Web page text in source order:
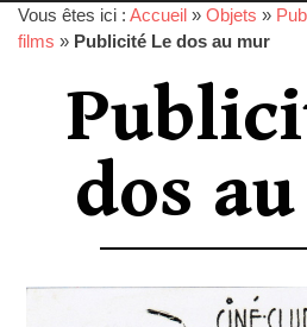
Vous êtes ici : Accueil » Objets »
films » Publicité Le dos au mur
dos